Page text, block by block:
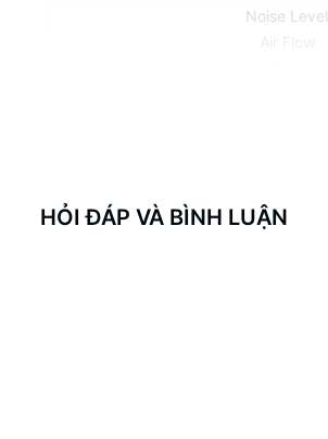
Noise Level
HỎI ĐÁP VÀ BÌNH LUẬN